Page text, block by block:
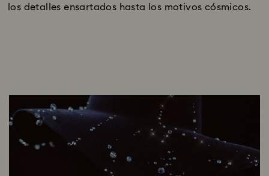
los detalles ensartados hasta los motivos cósmicos.